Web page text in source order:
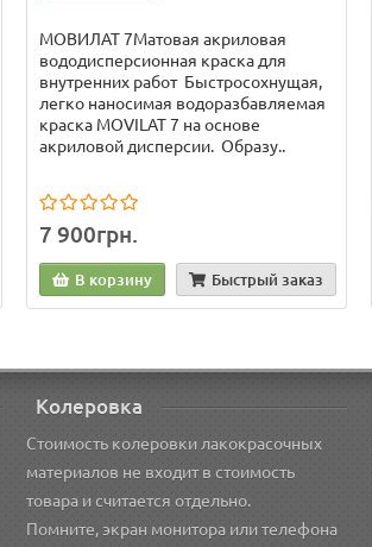
МОВИЛАТ 7Матовая акриловая
вододисперсионная краска для
внутренних работ Быстросохнущая,
легко наносимая водоразбавляемая
краска MOVILAT 7 на основе
акриловой дисперсии. Образу..
7 900грн.
В корзину Быстрый заказ
Колеровка
Стоимость колеровки лакокрасочных
материалов не входит в стоимость
товара и считается отдельно.
Помните, экран монитора или телефона